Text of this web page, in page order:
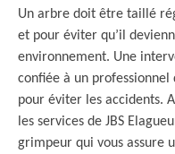
Un arbre doit être taillé
et pour éviter qu’il
environnement. Une
confiée à un
pour éviter les accidents.
les services de JBS
grimpeur qui vous assure